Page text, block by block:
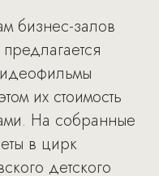
бизнес-залов
их стоимость
На собранные
в цирк
детского